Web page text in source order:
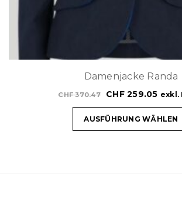
Damenjacke Randa
CHF370.47 CHF259.05 exkl.
AUSFÜHRUNG WÄHLEN